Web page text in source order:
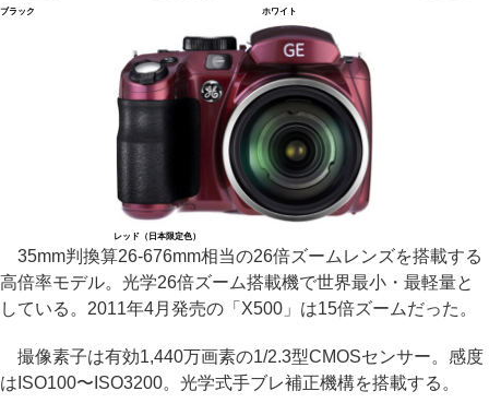
ブラック ホワイト
レッド（日本限定色）
35mm判換算26-676mm相当の26倍ズームレンズを搭載する
高倍率モデル。光学26倍ズーム搭載機で世界最小・最軽量と
している。2011年4月発売の「X500」は15倍ズームだった。
撮像素子は有効1,440万画素の1/2.3型CMOSセンサー。感度
はISO100〜ISO3200。光学式手ブレ補正機構を搭載する。